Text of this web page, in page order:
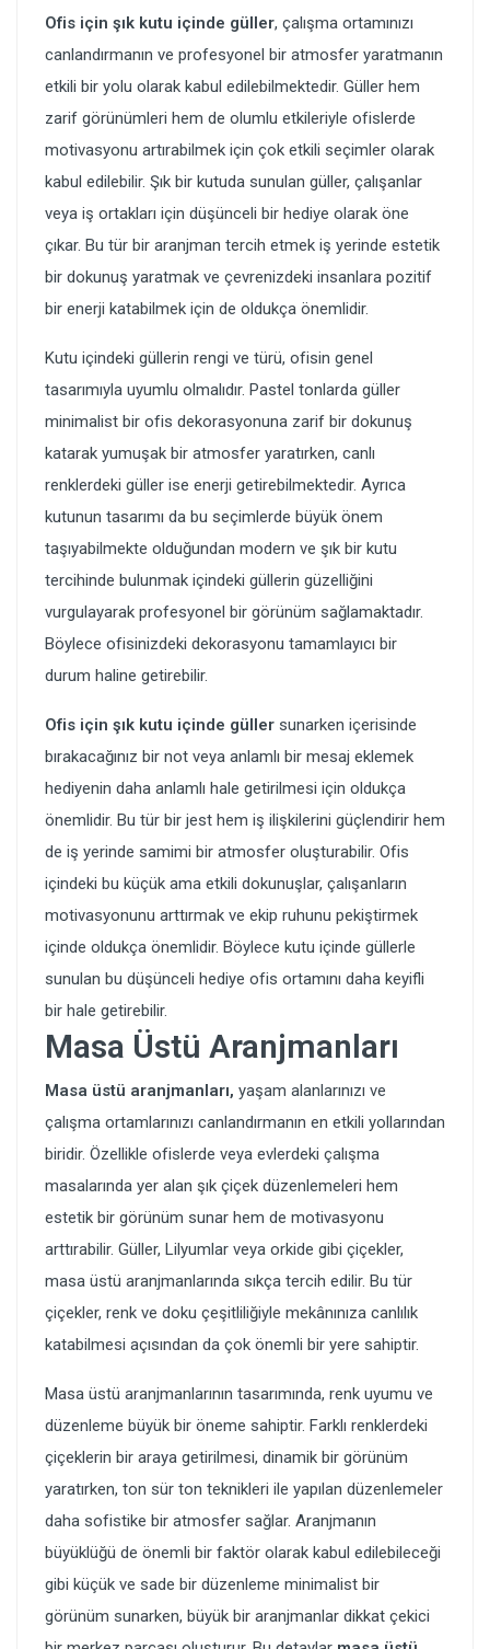
Ofis için şık kutu içinde güller, çalışma ortamınızı
canlandırmanın ve profesyonel bir atmosfer yaratmanın
etkili bir yolu olarak kabul edilebilmektedir. Güller hem
zarif görünümleri hem de olumlu etkileriyle ofislerde
motivasyonu artırabilmek için çok etkili seçimler olarak
kabul edilebilir. Şık bir kutuda sunulan güller, çalışanlar
veya iş ortakları için düşünceli bir hediye olarak öne
çıkar. Bu tür bir aranjman tercih etmek iş yerinde estetik
bir dokunuş yaratmak ve çevrenizdeki insanlara pozitif
bir enerji katabilmek için de oldukça önemlidir.
Kutu içindeki güllerin rengi ve türü, ofisin genel
tasarımıyla uyumlu olmalıdır. Pastel tonlarda güller
minimalist bir ofis dekorasyonuna zarif bir dokunuş
katarak yumuşak bir atmosfer yaratırken, canlı
renklerdeki güller ise enerji getirebilmektedir. Ayrıca
kutunun tasarımı da bu seçimlerde büyük önem
taşıyabilmekte olduğundan modern ve şık bir kutu
tercihinde bulunmak içindeki güllerin güzelliğini
vurgulayarak profesyonel bir görünüm sağlamaktadır.
Böylece ofisinizdeki dekorasyonu tamamlayıcı bir
durum haline getirebilir.
Ofis için şık kutu içinde güller sunarken içerisinde
bırakacağınız bir not veya anlamlı bir mesaj eklemek
hediyenin daha anlamlı hale getirilmesi için oldukça
önemlidir. Bu tür bir jest hem iş ilişkilerini güçlendirir hem
de iş yerinde samimi bir atmosfer oluşturabilir. Ofis
içindeki bu küçük ama etkili dokunuşlar, çalışanların
motivasyonunu arttırmak ve ekip ruhunu pekiştirmek
içinde oldukça önemlidir. Böylece kutu içinde güllerle
sunulan bu düşünceli hediye ofis ortamını daha keyifli
bir hale getirebilir.
Masa Üstü Aranjmanları
Masa üstü aranjmanları, yaşam alanlarınızı ve
çalışma ortamlarınızı canlandırmanın en etkili yollarından
biridir. Özellikle ofislerde veya evlerdeki çalışma
masalarında yer alan şık çiçek düzenlemeleri hem
estetik bir görünüm sunar hem de motivasyonu
arttırabilir. Güller, Lilyumlar veya orkide gibi çiçekler,
masa üstü aranjmanlarında sıkça tercih edilir. Bu tür
çiçekler, renk ve doku çeşitliliğiyle mekânınıza canlılık
katabilmesi açısından da çok önemli bir yere sahiptir.
Masa üstü aranjmanlarının tasarımında, renk uyumu ve
düzenleme büyük bir öneme sahiptir. Farklı renklerdeki
çiçeklerin bir araya getirilmesi, dinamik bir görünüm
yaratırken, ton sür ton teknikleri ile yapılan düzenlemeler
daha sofistike bir atmosfer sağlar. Aranjmanın
büyüklüğü de önemli bir faktör olarak kabul edilebileceği
gibi küçük ve sade bir düzenleme minimalist bir
görünüm sunarken, büyük bir aranjmanlar dikkat çekici